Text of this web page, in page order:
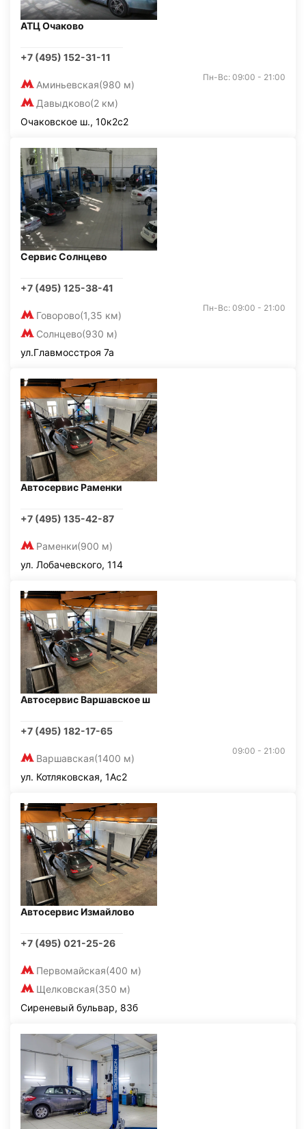
АТЦ Очаково
+7 (495) 152-31-11
Аминьевская(980 м)
Давыдково(2 км)
Пн-Вс: 09:00 - 21:00
Очаковское ш., 10к2с2
Сервис Солнцево
+7 (495) 125-38-41
Говорово(1,35 км)
Солнцево(930 м)
Пн-Вс: 09:00 - 21:00
ул.Главмосстроя 7а
Автосервис Раменки
+7 (495) 135-42-87
Раменки(900 м)
ул. Лобачевского, 114
Автосервис Варшавское ш
+7 (495) 182-17-65
Варшавская(1400 м)
09:00 - 21:00
ул. Котляковская, 1Ас2
Автосервис Измайлово
+7 (495) 021-25-26
Первомайская(400 м)
Щелковская(350 м)
Сиреневый бульвар, 83б